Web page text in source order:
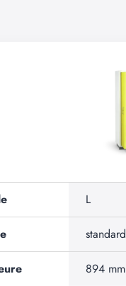
L
standard
894 mm